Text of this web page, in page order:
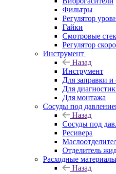
Фильтры
Регулятор
Гайки
Смотровые
Регулятор
Инструмент
Назад
Инструмент
Для заправки и
Для
Для монтажа
Сосуды под
Назад
Сосуды под
Ресивера
Отделитель
Расходные материалы
Назад